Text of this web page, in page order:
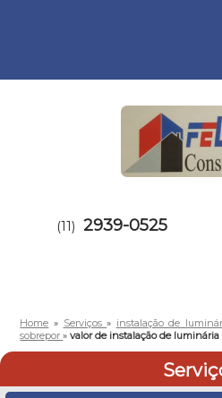
(11) 2939-0525
Home » Serviços» instalação de
sobrepor»valor de instalação de